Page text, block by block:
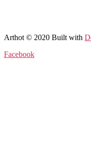
Arthot © 2020 Built with
Facebook